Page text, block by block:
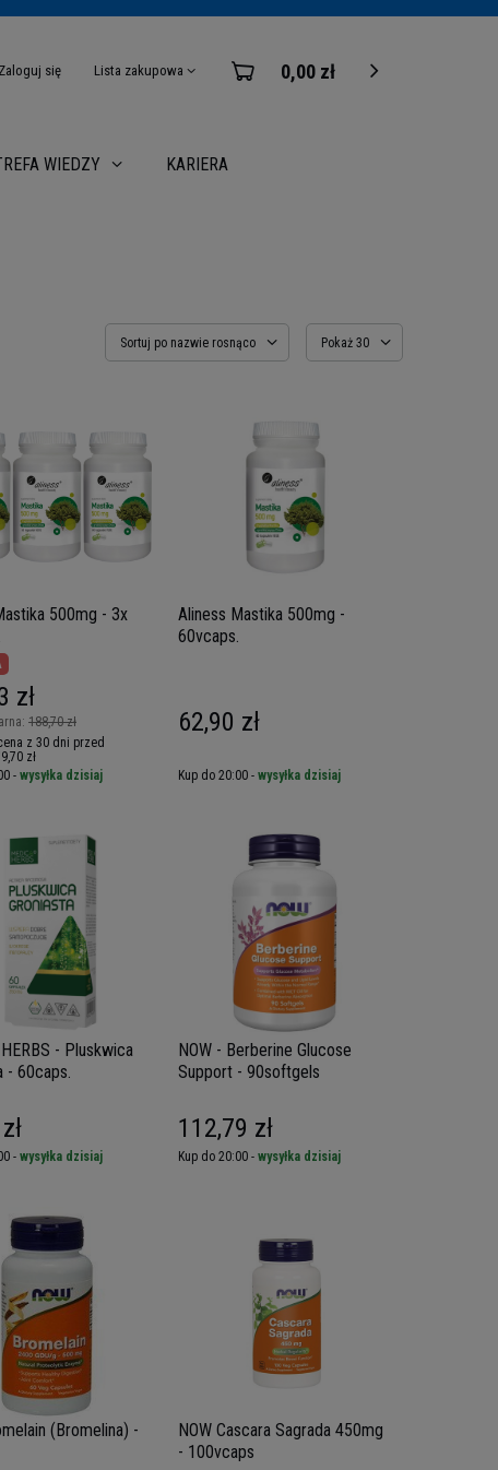
Zaloguj się Lista zakupowa 0,00 zł
WIEDZY KARIERA
Sortuj po nazwie rosnąco Pokaż 30
500mg - 3x
188,70 zł
zł
z 30 dni przed
zł
- wysyłka dzisiaj
Aliness Mastika 500mg -
60vcaps.
62,90 zł
Kup do 20:00 - wysyłka dzisiaj
- Pluskwica
- 60caps.
- wysyłka dzisiaj
NOW - Berberine Glucose
Support - 90softgels
112,79 zł
Kup do 20:00 - wysyłka dzisiaj
(Bromelina) -
NOW Cascara Sagrada 450mg
- 100vcaps